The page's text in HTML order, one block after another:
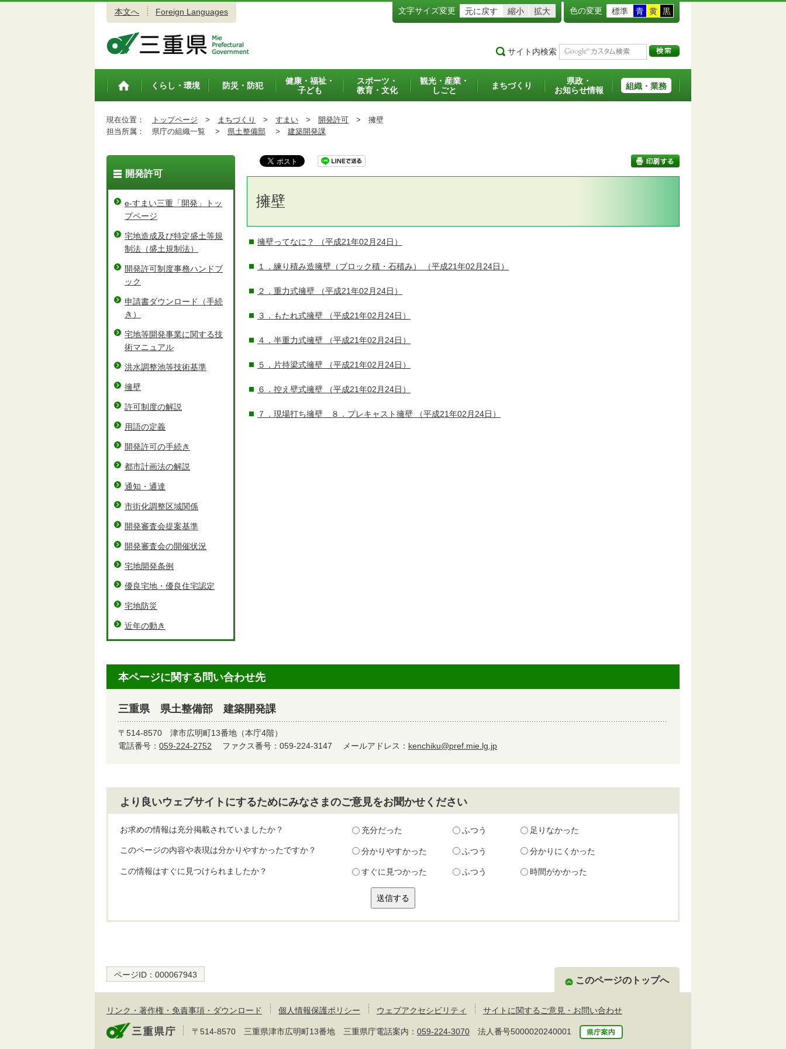
本文へ Foreign Languages 文字サイズ変更 元に戻す 縮小 拡大 色の変更 標準 青 黄 黒
サイト内検索
トップペ
くらし・環境 防災・防犯
健康・福祉・
子ども
スポーツ・
教育・文化
観光・産業・
しごと
まちづくり
県政・
お知らせ情報
組織・業務
現在位置： トップページ > まちづくり > すまい > 開発許可 > 擁壁
担当所属：
県庁の組織一覧 > 県土整備部 > 建築開発課
擁壁
擁壁ってなに？ （平成21年02月24日）
１．練り積み造擁壁（ブロック積・石積み） （平成21年02月24日）
２．重力式擁壁 （平成21年02月24日）
３．もたれ式擁壁 （平成21年02月24日）
４．半重力式擁壁 （平成21年02月24日）
５．片持梁式擁壁 （平成21年02月24日）
６．控え壁式擁壁 （平成21年02月24日）
７．現場打ち擁壁 ８．プレキャスト擁壁 （平成21年02月24日）
開発許可
e-すまい三重「開発」トッ
プページ
宅地造成及び特定盛土等規
制法（盛土規制法）
開発許可制度事務ハンドブ
ック
申請書ダウンロード（手続
き）
宅地等開発事業に関する技
術マニュアル
洪水調整池等技術基準
擁壁
許可制度の解説
用語の定義
開発許可の手続き
都市計画法の解説
通知・通達
市街化調整区域関係
開発審査会提案基準
開発審査会の開催状況
宅地開発条例
優良宅地・優良住宅認定
宅地防災
近年の動き
本ページに関する問い合わせ先
三重県 県土整備部 建築開発課
〒514-8570 津市広明町13番地（本庁4階）
電話番号： 059-224-2752 ファクス番号：059-224-3147 メールアドレス： kenchiku@pref.mie.lg.jp
より良いウェブサイトにするためにみなさまのご意見をお聞かせください
お求めの情報は充分掲載されていましたか？ 充分だった ふつう 足りなかった
このページの内容や表現は分かりやすかったですか？ 分かりやすかった ふつう 分かりにくかった
この情報はすぐに見つけられましたか？ すぐに見つかった ふつう 時間がかかった
ページID： 000067943
このページのトップへ
リンク・著作権・免責事項・ダウンロード 個人情報保護ポリシー ウェブアクセシビリティ サイトに関するご意見・お問い合わせ
〒514-8570 三重県津市広明町13番地 三重県庁電話案内： 059-224-3070 法人番号5000020240001